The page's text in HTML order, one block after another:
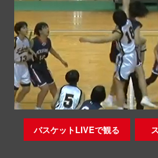
バスケットLIVEで観る